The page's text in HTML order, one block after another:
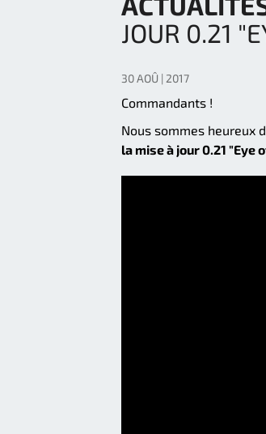
JOUR 0.21
30 AOÛ | 2017
Commandants !
Nous sommes heureux
la mise à jour 0.21 "Eye